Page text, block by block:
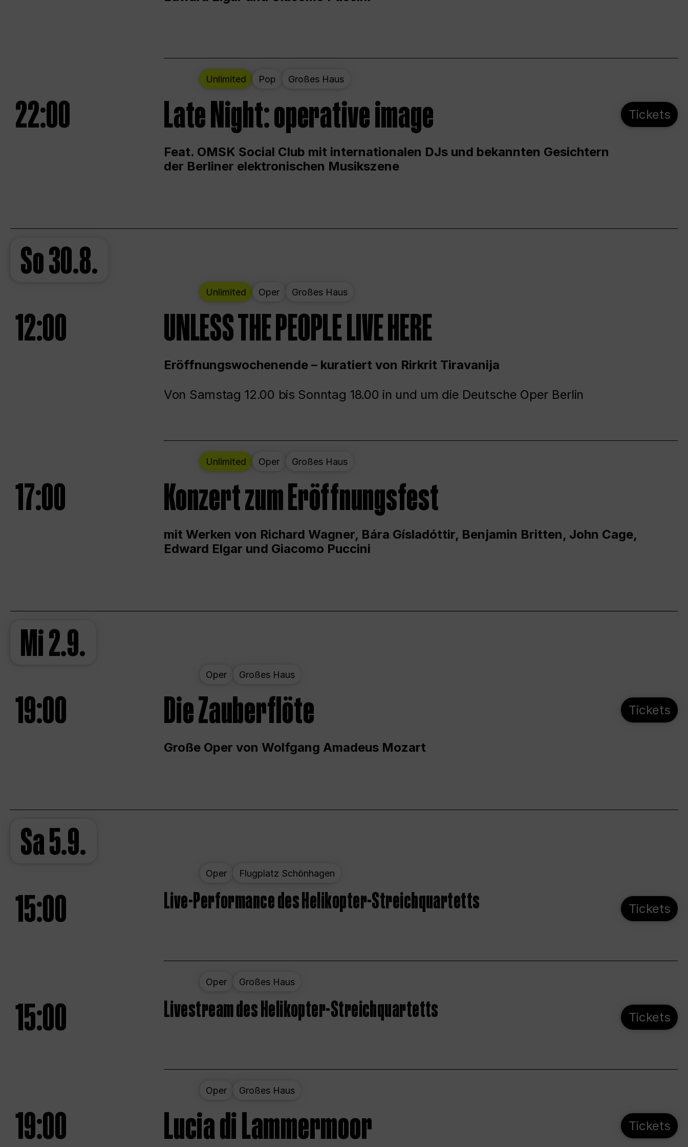
Unlimited Pop Großes Haus
22:00 Late Night: operative image
Feat. OMSK Social Club mit internationalen DJs und bekannten Gesichtern
der Berliner elektronischen Musikszene
Tickets
So30.8.
Unlimited Oper Großes Haus
12:00 UNLESS THE PEOPLE LIVE HERE
Eröffnungswochenende – kuratiert von Rirkrit Tiravanija
Von Samstag 12.00 bis Sonntag 18.00 in und um die Deutsche Oper Berlin
Unlimited Oper Großes Haus
17:00 Konzert zum Eröffnungsfest
mit Werken von Richard Wagner, Bára Gísladóttir, Benjamin Britten, John Cage,
Edward Elgar und Giacomo Puccini
Mi2.9.
Oper Großes Haus
19:00 Die Zauberflöte
Große Oper von Wolfgang Amadeus Mozart
Tickets
Sa5.9.
Oper Flugplatz Schönhagen
15:00 Live-Performance des Helikopter-Streichquartetts Tickets
Oper Großes Haus
15:00 Livestream des Helikopter-Streichquartetts Tickets
Oper Großes Haus
19:00 Lucia di Lammermoor Tickets